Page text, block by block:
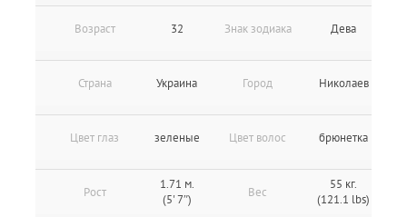
Возраст 32 Знак зодиака Дева
Страна Украина Город Николаев
Цвет глаз зеленые Цвет волос брюнетка
Рост
1.71 м.
(5' 7″)
Вес
55 кг.
(121.1 lbs)